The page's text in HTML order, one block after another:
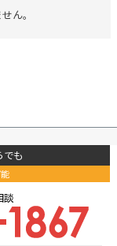
ん。
でも
談